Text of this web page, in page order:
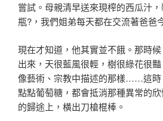
嘗試。母親清早送來現榨的西瓜汁
瓶?，我們姐弟每天都在交流著爸爸
現在才知道，他其實並不餓。那時
出來，天很藍風很輕，樹很綠花很
像藝術、宗教中描述的那樣……這時
點點葡萄糖，都會抵消那種異常的
的歸途上，橫出刀槍棍棒。